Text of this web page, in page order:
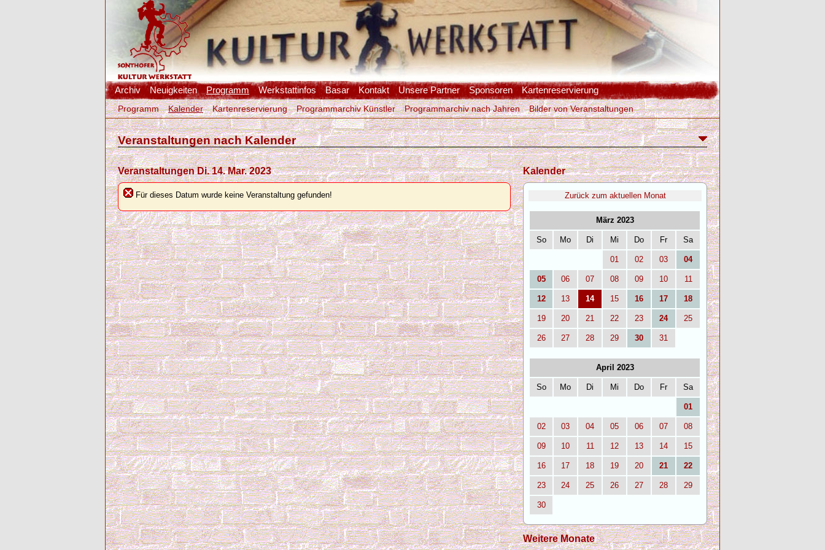
Archiv Neuigkeiten Programm Werkstattinfos Basar Kontakt Unsere Partner Sponsoren Kartenreservierung
Programm Kalender Kartenreservierung Programmarchiv Künstler Programmarchiv nach Jahren Bilder von Veranstaltungen
Veranstaltungen nach Kalender
Veranstaltungen Di. 14. Mar. 2023
Für dieses Datum wurde keine Veranstaltung gefunden!
Kalender
Zurück zum aktuellen Monat
März 2023
So Mo Di Mi Do Fr Sa
01 02 03 04
05 06 07 08 09 10 11
12 13 14 15 16 17 18
19 20 21 22 23 24 25
26 27 28 29 30 31
April 2023
So Mo Di Mi Do Fr Sa
01
02 03 04 05 06 07 08
09 10 11 12 13 14 15
16 17 18 19 20 21 22
23 24 25 26 27 28 29
30
Weitere Monate